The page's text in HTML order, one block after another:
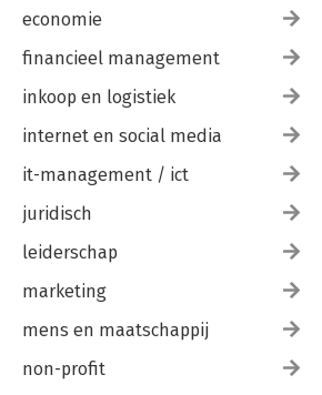
economie
financieel management
inkoop en logistiek
internet en social media
it-management / ict
juridisch
leiderschap
marketing
mens en maatschappij
non-profit